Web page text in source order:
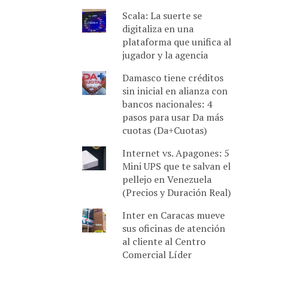
Scala: La suerte se
digitaliza en una
plataforma que unifica al
jugador y la agencia
Damasco tiene créditos
sin inicial en alianza con
bancos nacionales: 4
pasos para usar Da más
cuotas (Da+Cuotas)
Internet vs. Apagones: 5
Mini UPS que te salvan el
pellejo en Venezuela
(Precios y Duración Real)
Inter en Caracas mueve
sus oficinas de atención
al cliente al Centro
Comercial Líder